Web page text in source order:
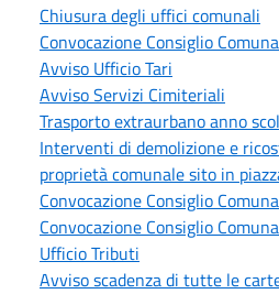
Chiusura degli uffici comunali
Convocazione Consiglio
Avviso Ufficio Tari
Avviso Servizi Cimiteriali
Trasporto extraurbano anno
Interventi di demolizione e
proprietà comunale sito in
Convocazione Consiglio
Convocazione Consiglio
Ufficio Tributi
Avviso scadenza di tutte le